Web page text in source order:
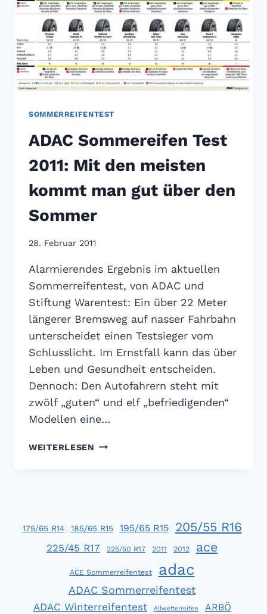
SOMMERREIFENTEST
ADAC Sommereifen Test
2011: Mit den meisten
kommt man gut über den
Sommer
28. Februar 2011
Alarmierendes Ergebnis im aktuellen
Sommerreifentest, von ADAC und
Stiftung Warentest: Ein über 22 Meter
längerer Bremsweg auf nasser Fahrbahn
unterscheidet einen Testsieger vom
Schlusslicht. Im Ernstfall kann das über
Leben und Gesundheit entscheiden.
Dennoch: Den Autofahrern steht mit
zwölf „guten“ und elf „befriedigenden“
Modellen eine…
WEITERLESEN ADAC
MEISTEN
MAN
DEN
SOMMER
175/65 R14 185/65 R15 195/65 R15 205/55 R16
225/45 R17 225/50 R17 2011 2012 ace
ACE Sommerreifentest adac
ADAC Sommerreifentest
ADAC Winterreifentest Allwetterreifen ARBÖ